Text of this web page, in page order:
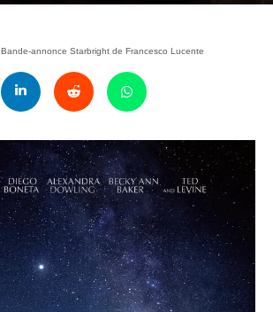
Bande-annonce Starbright de Francesco Lucente